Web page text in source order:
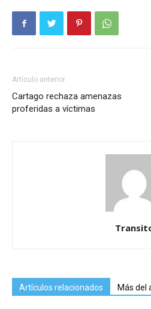
Artículo anterior
Cartago rechaza amenazas
proferidas a víctimas
Artículos relacionados Más del